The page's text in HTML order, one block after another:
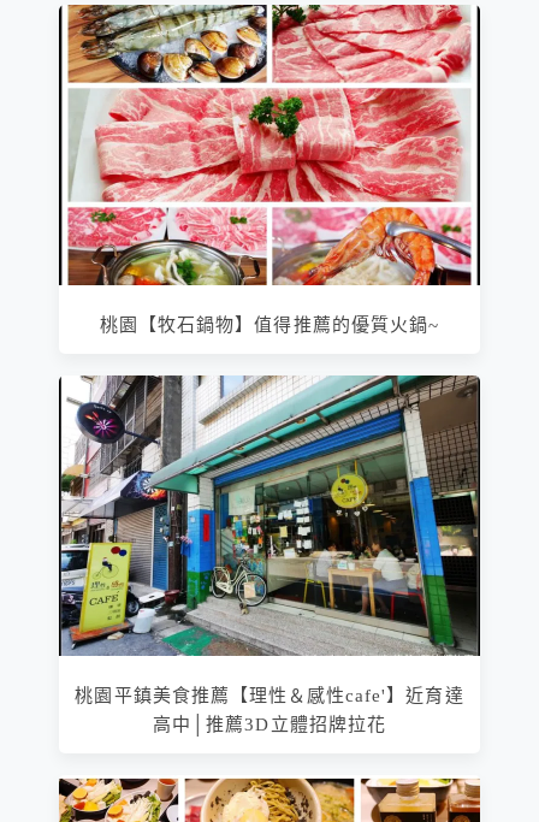
桃園【牧石鍋物】值得推薦的優質火鍋~
桃園平鎮美食推薦【理性＆感性cafe'】近育達
高中│推薦3D立體招牌拉花